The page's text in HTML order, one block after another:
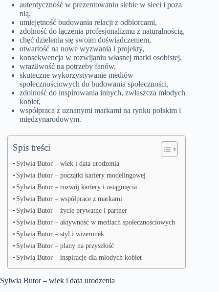
autentyczność w prezentowaniu siebie w sieci i poza
nią,
umiejętność budowania relacji z odbiorcami,
zdolność do łączenia profesjonalizmu z naturalnością,
chęć dzielenia się swoim doświadczeniem,
otwartość na nowe wyzwania i projekty,
konsekwencja w rozwijaniu własnej marki osobistej,
wrażliwość na potrzeby fanów,
skuteczne wykorzystywanie mediów
społecznościowych do budowania społeczności,
zdolność do inspirowania innych, zwłaszcza młodych
kobiet,
współpraca z uznanymi markami na rynku polskim i
międzynarodowym.
Spis treści
Sylwia Butor – wiek i data urodzenia
Sylwia Butor – początki kariery modelingowej
Sylwia Butor – rozwój kariery i osiągnięcia
Sylwia Butor – współprace z markami
Sylwia Butor – życie prywatne i partner
Sylwia Butor – aktywność w mediach społecznościowych
Sylwia Butor – styl i wizerunek
Sylwia Butor – plany na przyszłość
Sylwia Butor – inspiracje dla młodych kobiet
Sylwia Butor – wiek i data urodzenia